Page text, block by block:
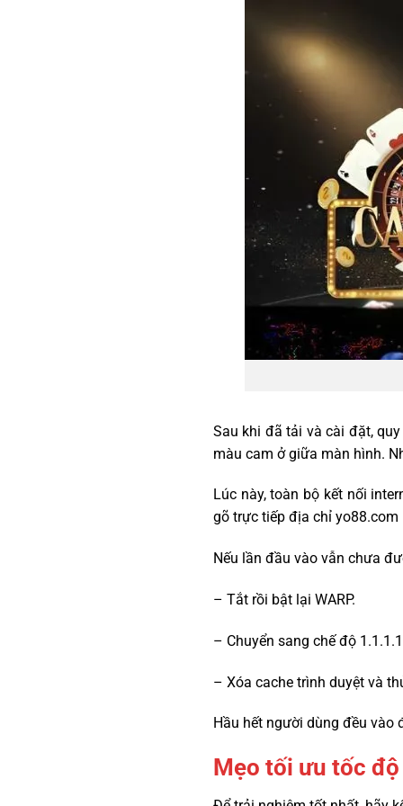
Sau khi đã tải và cài đặt,
màu cam ở giữa màn hình.
Lúc này, toàn bộ kết nối
gõ trực tiếp địa chỉ yo88.com
Nếu lần đầu vào vẫn chưa
– Tắt rồi bật lại WARP.
– Chuyển sang chế độ
– Xóa cache trình duyệt và
Hầu hết người dùng đều vào
Mẹo tối ưu tốc